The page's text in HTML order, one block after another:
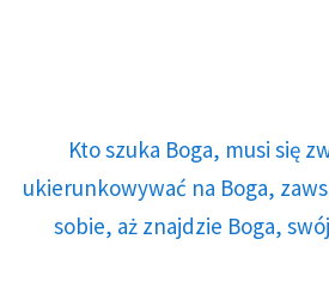
Kto szuka Boga, musi się
ukierunkowywać na Boga,
sobie, aż znajdzie Boga,